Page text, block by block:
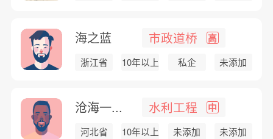
海之蓝 市政道桥 高
浙江省 10年以上 私企 未添加
沧海一... 水利工程 中
河北省 10年以上 未添加 未添加